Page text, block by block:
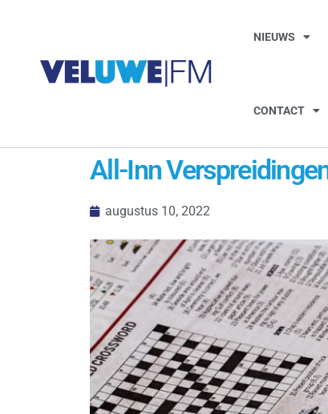
NIEUWS
CONTACT
All-Inn
augustus 10, 2022